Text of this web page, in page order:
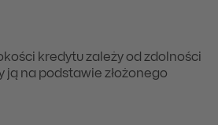
kredytu zależy od zdolności
ją na podstawie złożonego